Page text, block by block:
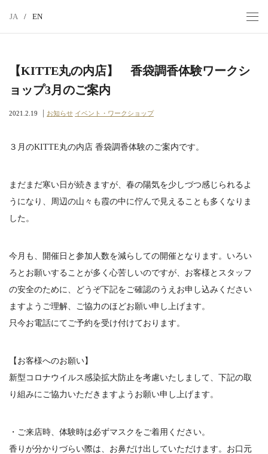
JA / EN
香老
【KITTE丸の内店】 香袋調香体験ワークシ
ョップ3月のご案内
2021.2.19 お知らせ イベント・ワークショップ
３月のKITTE丸の内店 香袋調香体験のご案内です。
まだまだ寒い日が続きますが、春の陽気を少しづつ感じられるよ
うになり、周辺の山々も霞の中に佇んで見えることも多くなりま
した。
今月も、開催日と参加人数を減らしての開催となります。いろい
ろとお願いすることが多く心苦しいのですが、お客様とスタッフ
の安全のために、どうぞ下記をご確認のうえお申し込みください
ますようご理解、ご協力のほどお願い申し上げます。
只今お電話にてご予約を受け付けております。
【お客様へのお願い】
新型コロナウイルス感染拡大防止を考慮いたしまして、下記の取
り組みにご協力いただきますようお願い申し上げます。
・ご来店時、体験時は必ずマスクをご着用ください。
香りが分かりづらい際は、お鼻だけ出していただけます。お口元